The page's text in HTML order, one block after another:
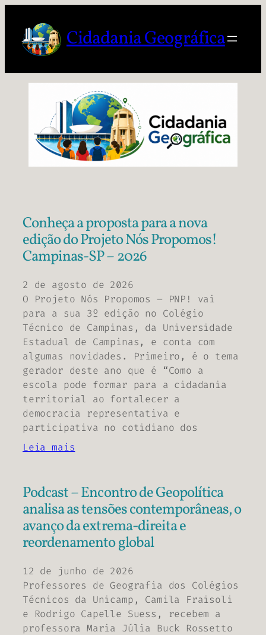
Cidadania Geográfica
Conheça a proposta para a nova
edição do Projeto Nós Propomos!
Campinas-SP – 2026
2 de agosto de 2026
O Projeto Nós Propomos – PNP! vai
para a sua 3º edição no Colégio
Técnico de Campinas, da Universidade
Estadual de Campinas, e conta com
algumas novidades. Primeiro, é o tema
gerador deste ano que é “Como a
escola pode formar para a cidadania
territorial ao fortalecer a
democracia representativa e
participativa no cotidiano dos
Leia mais
Podcast – Encontro de Geopolítica
analisa as tensões contemporâneas, o
avanço da extrema-direita e
reordenamento global
12 de junho de 2026
Professores de Geografia dos Colégios
Técnicos da Unicamp, Camila Fraisoli
e Rodrigo Capelle Suess, recebem a
professora Maria Júlia Buck Rossetto